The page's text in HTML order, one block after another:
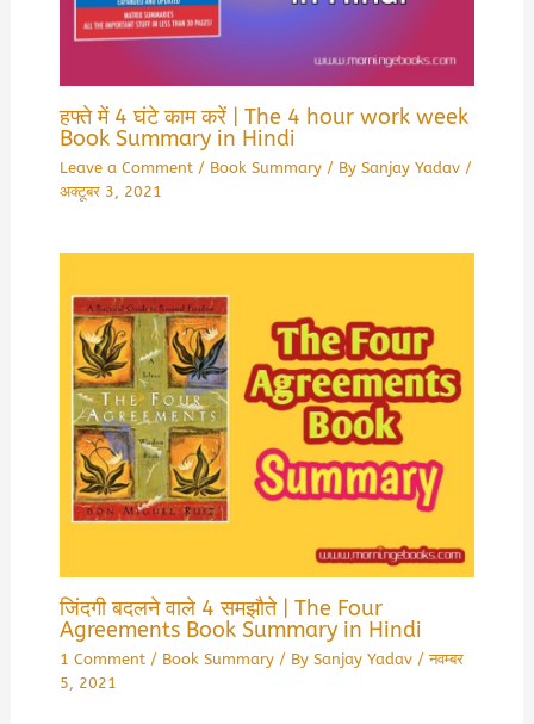
हफ्ते में 4 घंटे काम करें | The 4 hour work week
Book Summary in Hindi
Leave a Comment / Book Summary/ By Sanjay Yadav /
अक्टूबर 3, 2021
जिंदगी बदलने वाले 4 समझौते | The Four
Agreements Book Summary in Hindi
1 Comment / Book Summary/ By Sanjay Yadav /नवम्बर
5, 2021